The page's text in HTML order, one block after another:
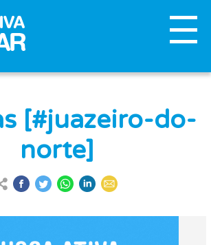
[#juazeiro-do-
norte]